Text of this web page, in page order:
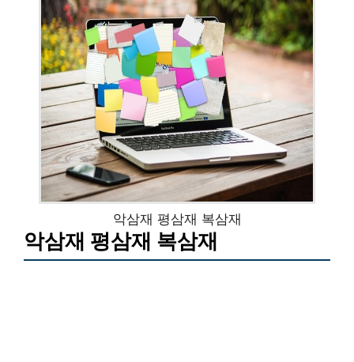
악삼재 평삼재 복삼재
악삼재 평삼재 복삼재